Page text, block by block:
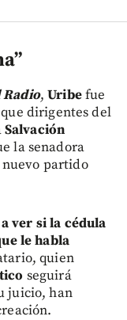
Radio,Uribefue
dirigentes del
Salvación
la senadora
partido
ver si la cédula
le habla
quien
seguirá
juicio, han